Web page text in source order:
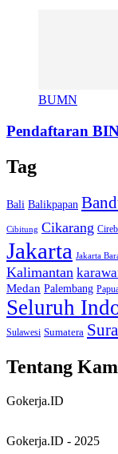
BUMN
Pendaftaran
Tag
Bali Balikpapan
Cibitung Cikarang
Jakarta Jakarta
Kalimantan
Medan Palembang
Seluruh
Sulawesi Sumatera
Tentang
Gokerja.ID
Gokerja.ID - 2025